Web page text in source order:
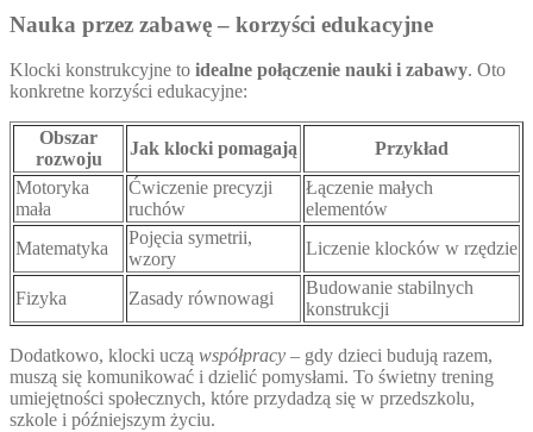
Nauka przez zabawę – korzyści edukacyjne
Klocki konstrukcyjne to idealne połączenie nauki i zabawy. Oto
konkretne korzyści edukacyjne:
Obszar
rozwoju
Jak klocki pomagają
Przykład
Motoryka
mała
Ćwiczenie precyzji
ruchów
Łączenie małych
elementów
Matematyka
Pojęcia symetrii,
wzory
Liczenie klocków w rzędzie
Fizyka Zasady równowagi
Budowanie stabilnych
konstrukcji
Dodatkowo, klocki uczą współpracy – gdy dzieci budują razem,
muszą się komunikować i dzielić pomysłami. To świetny trening
umiejętności społecznych, które przydadzą się w przedszkolu,
szkole i późniejszym życiu.